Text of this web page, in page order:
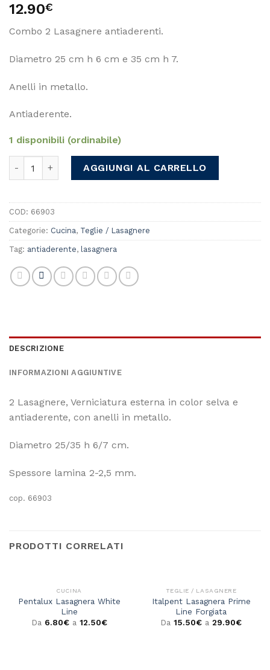
12.90€
Combo 2 Lasagnere antiaderenti.
Diametro 25 cm h 6 cm e 35 cm h 7.
Anelli in metallo.
Antiaderente.
1 disponibili (ordinabile)
AGGIUNGI AL CARRELLO
COD: 66903
Categorie: Cucina, Teglie / Lasagnere
Tag: antiaderente, lasagnera
DESCRIZIONE
INFORMAZIONI AGGIUNTIVE
2 Lasagnere, Verniciatura esterna in color selva e
antiaderente, con anelli in metallo.
Diametro 25/35 h 6/7 cm.
Spessore lamina 2-2,5 mm.
cop. 66903
PRODOTTI CORRELATI
CUCINA
Pentalux Lasagnera White
Line
Da 6.80€a 12.50€
TEGLIE / LASAGNERE
Italpent Lasagnera Prime
Line Forgiata
Da 15.50€ a 29.90€